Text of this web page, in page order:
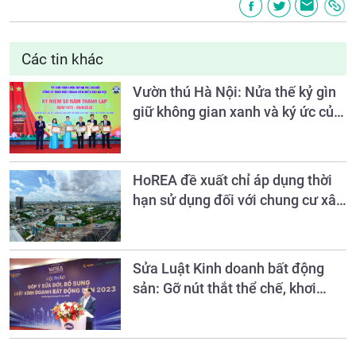
Các tin khác
Vườn thú Hà Nội: Nửa thế kỷ gìn
giữ không gian xanh và ký ức của
HoREA đề xuất chỉ áp dụng thời
hạn sử dụng đối với chung cư xây
Sửa Luật Kinh doanh bất động
sản: Gỡ nút thắt thể chế, khơi